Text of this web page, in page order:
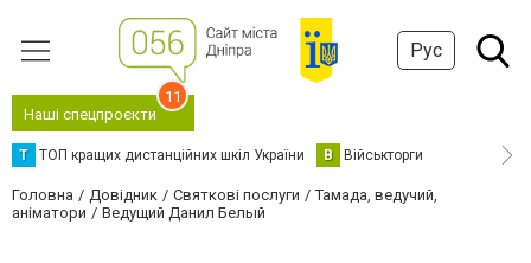
Рус
Наші спецпроєкти
11
Т ТОП кращих дистанційних шкіл України В Військторги
Головна Довідник Святкові послуги
Тамада, ведучий,
аніматори
Ведущий Данил Белый